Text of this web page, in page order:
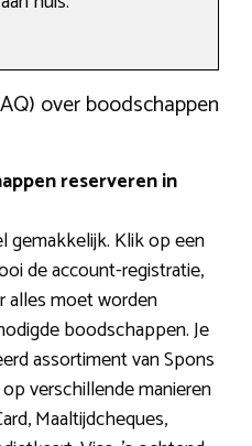
over boodschappen
reserveren in
gemakkelijk. Klik op een
de account-registratie,
alles moet worden
boodschappen. Je
assortiment van Spons
verschillende manieren
Maaltijdcheques,